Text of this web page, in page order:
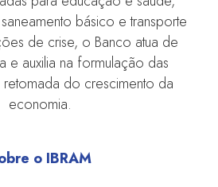
básico e transporte
de crise, o Banco atua de
e auxilia na formulação das
do crescimento da
economia.
o IBRAM